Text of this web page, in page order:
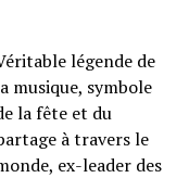
légende de
musique, symbole
la fête et du
à travers le
ex-leader des